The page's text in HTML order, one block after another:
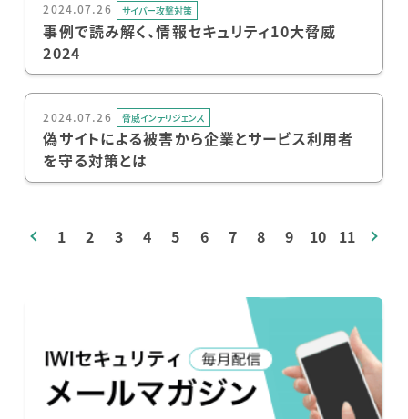
2024.07.26 サイバー攻撃対策
事例で読み解く、情報セキュリティ10大脅威
2024
2024.07.26 脅威インテリジェンス
偽サイトによる被害から企業とサービス利用者
を守る対策とは
1 2 3 4 5 6 7 8 9 10 11